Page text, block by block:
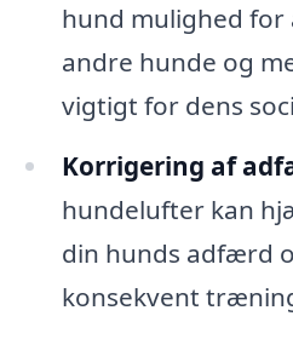
hund mulighed
andre hunde og
vigtigt for dens
Korrigering af
hundelufter kan
din hunds adfærd
konsekvent